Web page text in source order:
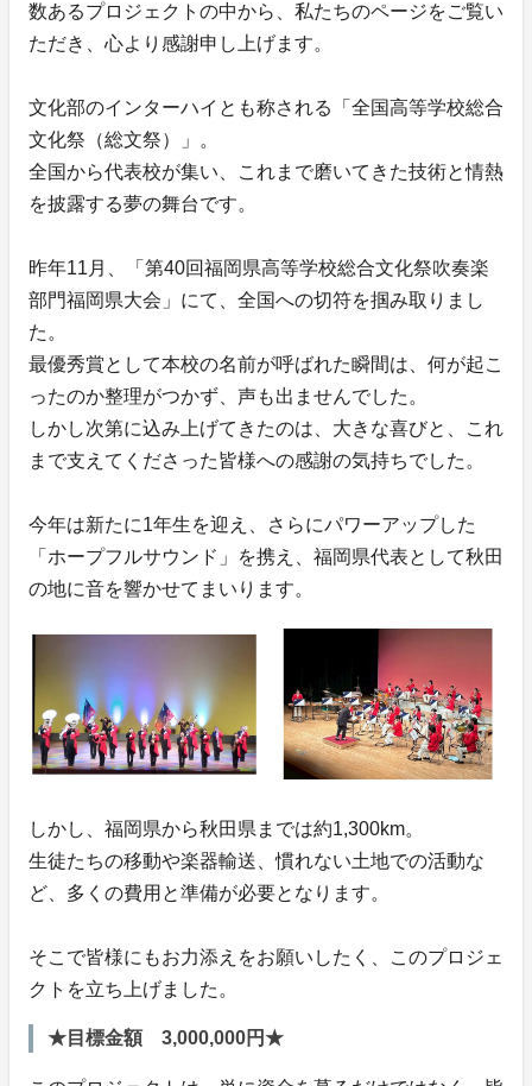
数あるプロジェクトの中から、私たちのページをご覧い
ただき、心より感謝申し上げます。
文化部のインターハイとも称される「全国高等学校総合
文化祭（総文祭）」。
全国から代表校が集い、これまで磨いてきた技術と情熱
を披露する夢の舞台です。
昨年11月、「第40回福岡県高等学校総合文化祭吹奏楽
部門福岡県大会」にて、全国への切符を掴み取りまし
た。
最優秀賞として本校の名前が呼ばれた瞬間は、何が起こ
ったのか整理がつかず、声も出ませんでした。
しかし次第に込み上げてきたのは、大きな喜びと、これ
まで支えてくださった皆様への感謝の気持ちでした。
今年は新たに1年生を迎え、さらにパワーアップした
「ホープフルサウンド」を携え、福岡県代表として秋田
の地に音を響かせてまいります。
しかし、福岡県から秋田県までは約1,300km。
生徒たちの移動や楽器輸送、慣れない土地での活動な
ど、多くの費用と準備が必要となります。
そこで皆様にもお力添えをお願いしたく、このプロジェ
クトを立ち上げました。
★目標金額 3,000,000円★